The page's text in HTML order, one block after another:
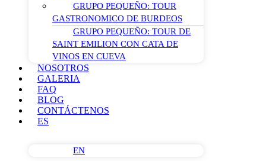
GRUPO PEQUEÑO: TOUR
GASTRONOMICO DE BURDEOS
GRUPO PEQUEÑO: TOUR DE
SAINT EMILION CON CATA DE
VINOS EN CUEVA
NOSOTROS
GALERIA
FAQ
BLOG
CONTÁCTENOS
ES
EN